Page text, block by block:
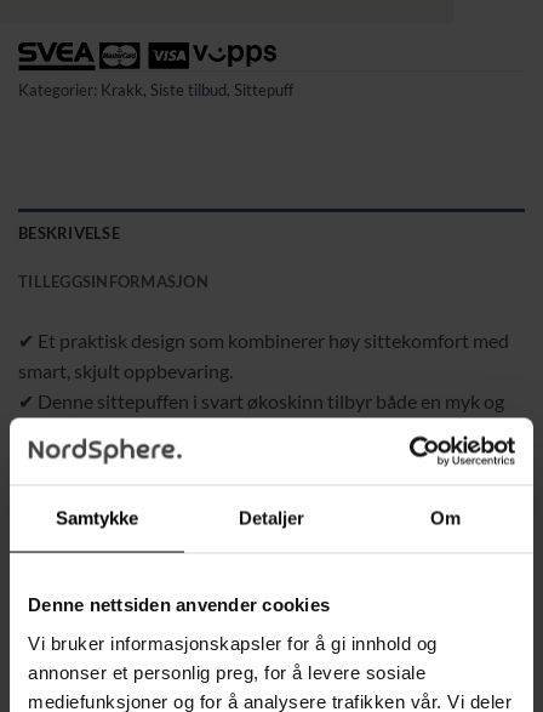
Samtykke Detaljer Om
Denne nettsiden anvender cookies
Vi bruker informasjonskapsler for å gi innhold og
annonser et personlig preg, for å levere sosiale
mediefunksjoner og for å analysere trafikken vår. Vi deler
Kategorier: Krakk, Siste tilbud, Sittepuff
BESKRIVELSE
TILLEGGSINFORMASJON
✔ Et praktisk design som kombinerer høy sittekomfort med
smart, skjult oppbevaring.
✔ Denne sittepuffen i svart økoskinn tilbyr både en myk og
behagelig sitteflate samt et romslig oppbevaringsrom på 39
liter – perfekt for å holde orden på leker, tepper, blader eller
✔ Med sin sammenleggbare konstruksjon kan puffen foldes
transportere og lett å rydde bort når den ikke er i bruk.
✔ Det stabile og robuste designet tåler opptil 100 kg
belastning, mens det vannavvisende økoskinnet beskytter
mot søl og fukt.